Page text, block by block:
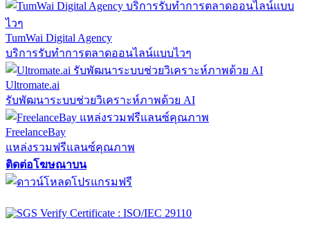
TumWai Digital Agency
บริการรับทำการตลาดออนไลน์แบบไวๆ
Ultromate.ai
รับพัฒนาระบบช่วยวิเคราะห์ภาพด้วย AI
FreelanceBay
แหล่งรวมฟรีแลนซ์คุณภาพ
ติดต่อโฆษณาบน